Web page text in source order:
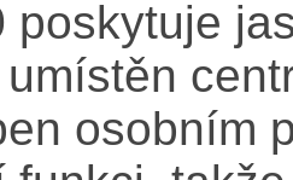
poskytuje
osobním